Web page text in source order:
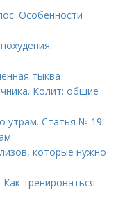
Особенности
тыква
Колит: общие
утрам. Статья № 19:
которые нужно
тренироваться